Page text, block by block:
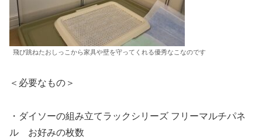
飛び跳ねたおしっこから家具や壁を守ってくれる優秀なこなのです
＜必要なもの＞
・ダイソーの組み立てラックシリーズ フリーマルチパネ
ル お好みの枚数